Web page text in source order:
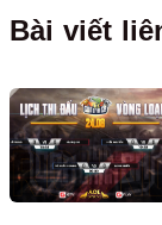
Bài viết